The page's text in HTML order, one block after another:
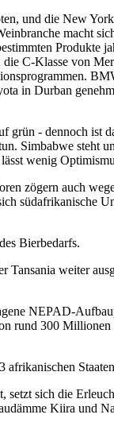
und die New
macht
Produkte
C-Klasse von
in Durban
grün - dennoch ist
Simbabwe steht
wenig
zögern auch
südafrikanische
Bierbedarfs.
weiter
NEPAD-
rund 300
sich die
Kiira und